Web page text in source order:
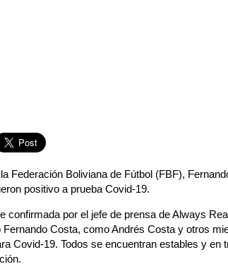
Federación Boliviana de Fútbol (FBF),
positivo a prueba Covid-19.
confirmada por el jefe de prensa de Always
Fernando Costa, como Andrés Costa y otros
Covid-19. Todos se encuentran estables y en